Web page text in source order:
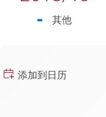
其他
添加到日历